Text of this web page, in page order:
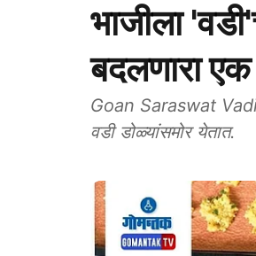
भाजीला
बदलणारा एक
Goan Saraswat Vadi:
वडी डोळ्यांसमोर येतात.